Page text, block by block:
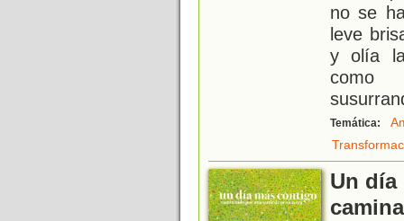
no se
leve
y olía
como
Temática:
Un